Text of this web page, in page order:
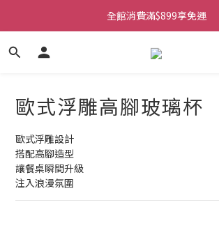
全館消費滿$899享免運
歐式浮雕高腳玻璃杯
歐式浮雕設計
搭配高腳造型
讓餐桌瞬間升級
注入浪漫氛圍